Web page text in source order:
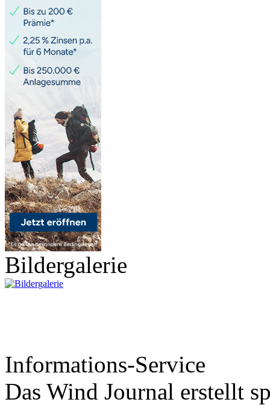
Bildergalerie
Informations-Service
Das Wind Journal erstellt